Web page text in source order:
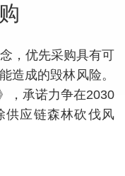
优先采购具有可
造成的毁林风险。
，承诺力争在2030
供应链森林砍伐风